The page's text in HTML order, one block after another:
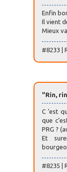
Enfin
Il vient
Mieux
#8233 |
"Rin,
C ’est
que
PRG ?
Et
#8235 |